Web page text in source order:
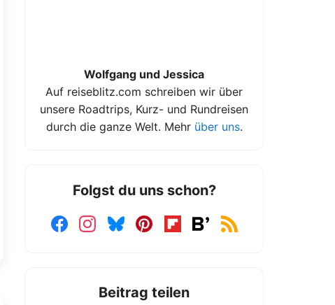
Wolfgang und Jessica
Auf reiseblitz.com schreiben wir über
unsere Roadtrips, Kurz- und Rundreisen
durch die ganze Welt. Mehr über uns.
Folgst du uns schon?
Beitrag teilen